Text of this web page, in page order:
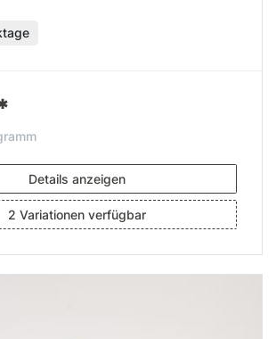
Details anzeigen
2 Variationen verfügbar